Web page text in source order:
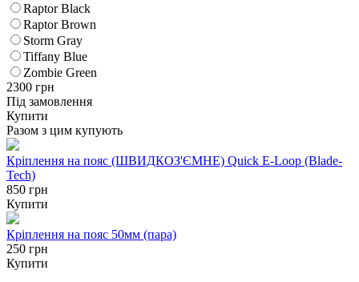
Raptor Black
Raptor Brown
Storm Gray
Tiffany Blue
Zombie Green
2300 грн
Під замовлення
Купити
Разом з цим купують
Кріплення на пояс (ШВИДКОЗ'ЄМНЕ) Quick E-Loop (Blade-
Tech)
850 грн
Купити
Кріплення на пояс 50мм (пара)
250 грн
Купити